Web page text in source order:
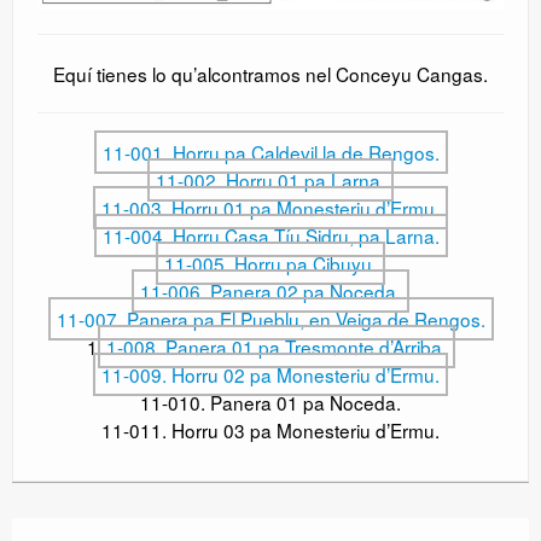
Equí tienes lo qu’alcontramos nel Conceyu Cangas.
11-001. Horru pa Caldevil.la de Rengos.
11-002. Horru 01 pa Larna.
11-003. Horru 01 pa Monesteriu d’Ermu.
11-004. Horru Casa Tíu Sidru, pa Larna.
11-005. Horru pa Cibuyu.
11-006. Panera 02 pa Noceda.
11-007. Panera pa El Pueblu, en Veiga de Rengos.
1 1-008. Panera 01 pa Tresmonte d’Arriba.
11-009. Horru 02 pa Monesteriu d’Ermu.
11-010. Panera 01 pa Noceda.
11-011. Horru 03 pa Monesteriu d’Ermu.